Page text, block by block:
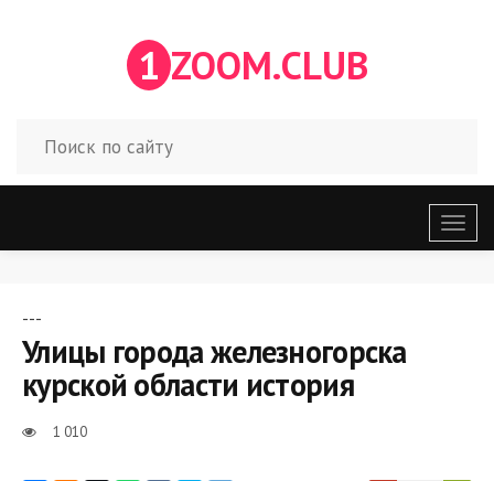
1 ZOOM.CLUB
меню
---
Улицы города железногорска
курской области история
1 010